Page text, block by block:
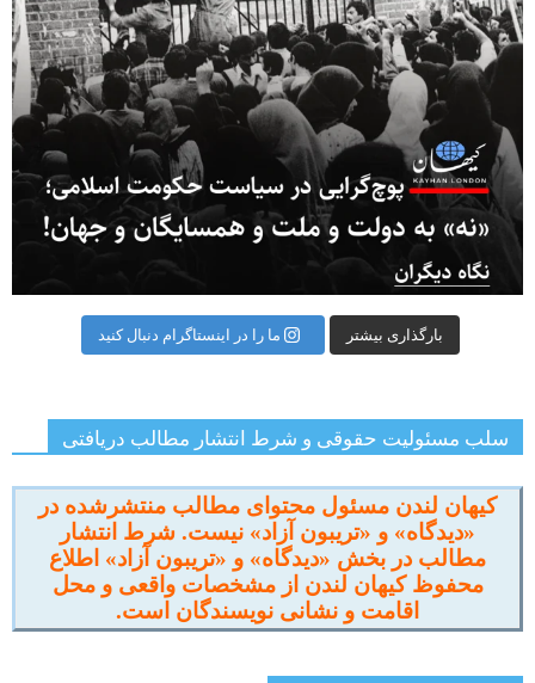
بارگذاری بیشتر ما را در اینستاگرام دنبال کنید
سلب مسئولیت حقوقی و شرط انتشار مطالب دریافتی
کیهان لندن مسئول محتوای مطالب منتشرشده در
«دیدگاه» و «تریبون آزاد» نیست. شرط انتشار
مطالب در بخش «دیدگاه» و «تریبون آزاد» اطلاع
محفوظ کیهان لندن از مشخصات واقعی و محل
اقامت و نشانی نویسندگان است.